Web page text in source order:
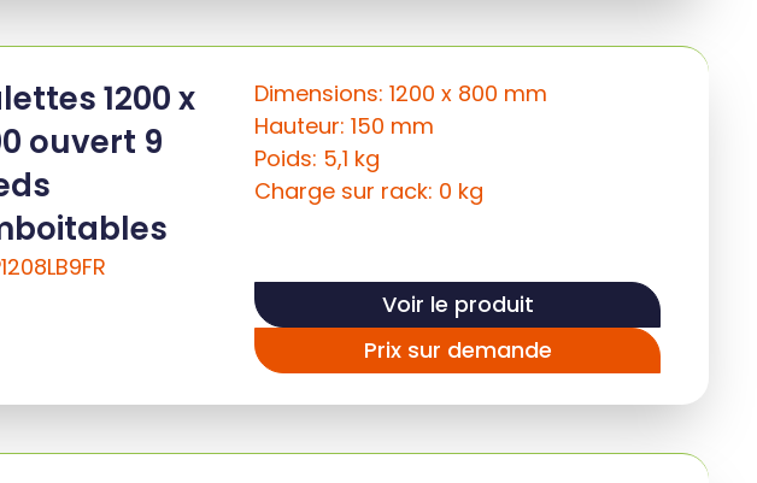
1200 x
ouvert 9
Dimensions: 1200 x 800 mm
Hauteur: 150 mm
Poids: 5,1 kg
Charge sur rack: 0 kg
Voir le produit
Prix sur demande